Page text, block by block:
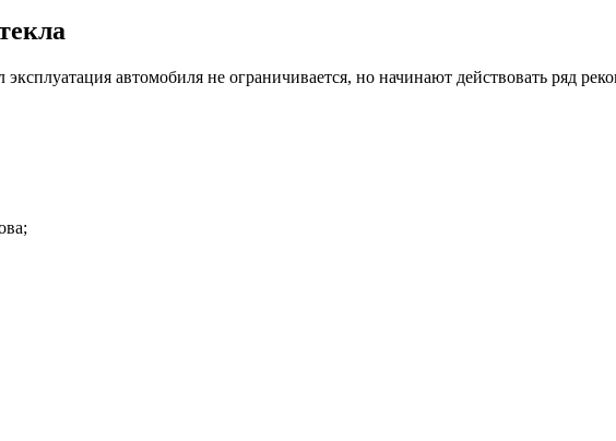
эксплуатация автомобиля не ограничивается, но начинают действовать ряд